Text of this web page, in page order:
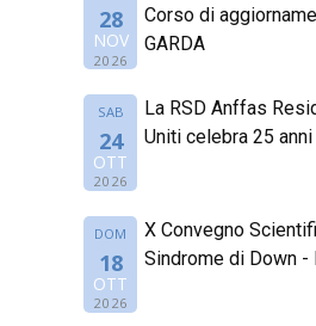
28
NOV
2026
Corso di
GARDA
SAB
24
OTT
2026
La RSD Anffas
Uniti celebra 25 anni
DOM
18
OTT
2026
X Convegno
Sindrome di Down -